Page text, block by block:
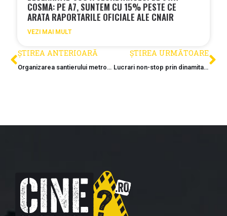
COSMA: PE A7, SUNTEM CU 15% PESTE CE
ARATA RAPORTARILE OFICIALE ALE CNAIR
VEZI MAI MULT
ȘTIREA ANTERIOARĂ
Organizarea santierului metroului clujean, aproape finalizata
ȘTIREA URMĂTOARE
Lucrari non-stop prin dinamitare pe cel mai dificil sector al Autostrazii Sibiu–Pitesti